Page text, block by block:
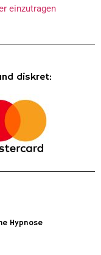
einzutragen
diskret:
Hypnose